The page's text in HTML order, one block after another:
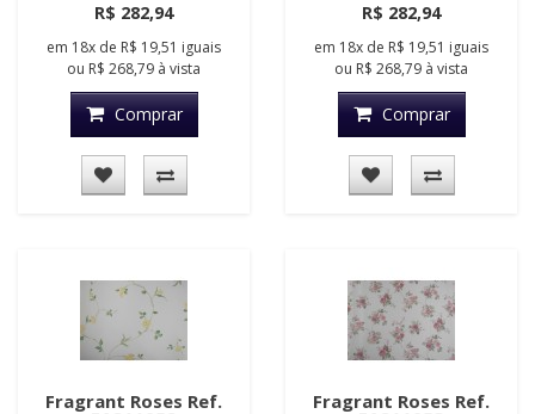
R$ 282,94
em 18x de R$ 19,51 iguais
ou R$ 268,79 à vista
Comprar
R$ 282,94
em 18x de R$ 19,51 iguais
ou R$ 268,79 à vista
Comprar
Fragrant Roses Ref. Fragrant Roses Ref.